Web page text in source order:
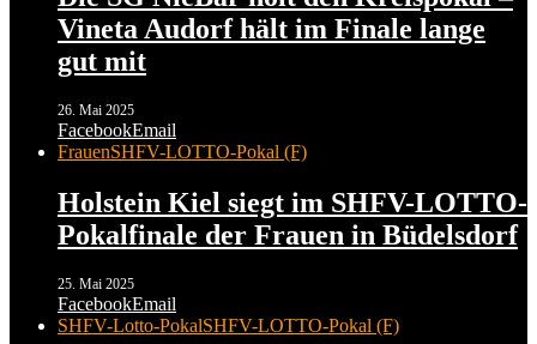
Vineta Audorf hält im Finale lange
gut mit
26. Mai 2025
FacebookEmail
FrauenSHFV-LOTTO-Pokal (F)
Holstein Kiel siegt im SHFV-LOTTO-
Pokalfinale der Frauen in Büdelsdorf
25. Mai 2025
FacebookEmail
SHFV-Lotto-PokalSHFV-LOTTO-Pokal (F)